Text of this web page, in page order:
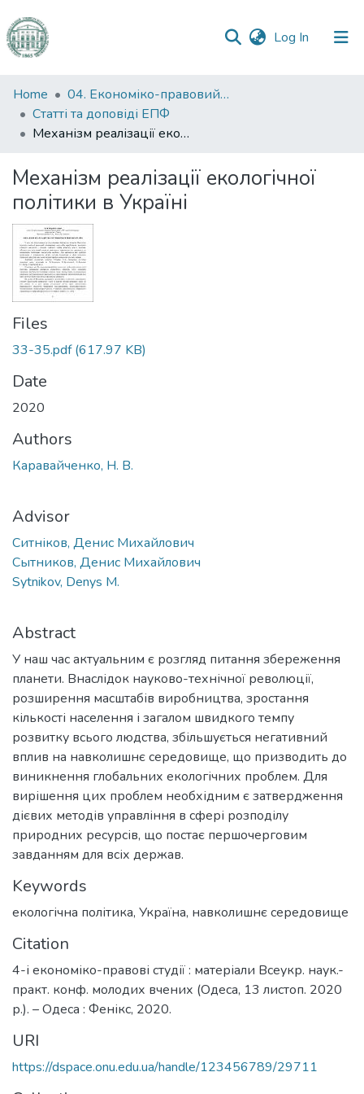
Log In (current)
Communities
&
Collections
Statistics
Home
04. Економіко-правовий факультет
Статті та доповіді ЕПФ
Механізм реалізації екологічної політики в Україні
Механізм реалізації екологічної
політики в Україні
Files
33-35.pdf(617.97 KB)
Date
2020
Authors
Каравайченко, Н. В.
Advisor
Ситніков, Денис Михайлович
Сытников, Денис Михайлович
Sytnikov, Denys M.
Abstract
У нaш час актуальним є розгляд питання збереження
планети. Внаслідок науково-технічної революції,
розширення масштабів виробництва, зростання
кількості населення і загалом швидкого темпу
розвитку всього людства, збільшується негативний
вплив на навколишнє середовище, що призводить до
виникнення глобальних екологічних проблем. Для
вирішення цих проблем необхідним є затвердження
дієвих методів управління в сфері розподілу
природних ресурсів, що постає першочерговим
завданням для всіх держав.
Keywords
екологічна політика, Україна, навколишнє середовище
Citation
4-і економіко-правові студії : матеріали Всеукр. наук.-
практ. конф. молодих вчених (Одеса, 13 листоп. 2020
р.). – Одеса : Фенікс, 2020.
URI
https://dspace.onu.edu.ua/handle/123456789/29711